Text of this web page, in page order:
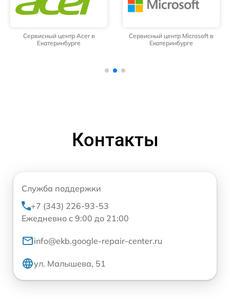
Сервисный центр Acer в
Екатеринбурге
Сервисный центр Microsoft в
Екатеринбурге
Контакты
Служба поддержки
+7 (343) 226-93-53
Ежедневно с 9:00 до 21:00
info@ekb.google-repair-center.ru
ул. Малышева, 51